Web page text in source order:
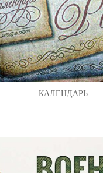
КАЛЕНДАРЬ